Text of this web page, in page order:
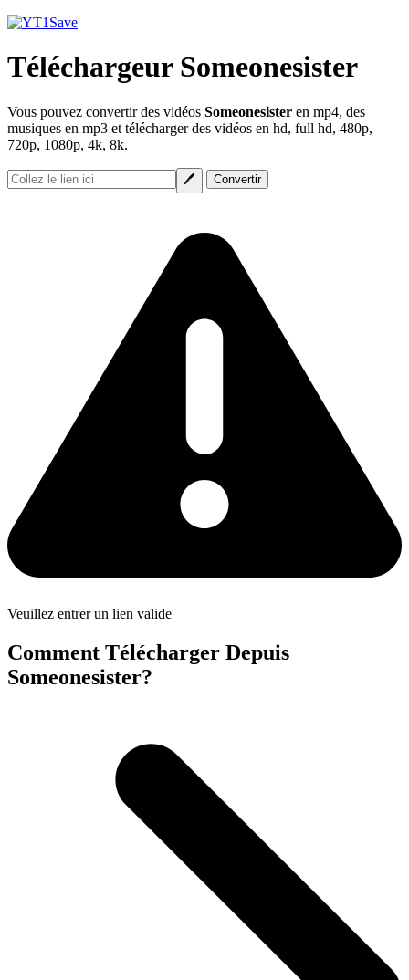
Téléchargeur Someonesister
Vous pouvez convertir des vidéos Someonesister en mp4, des
musiques en mp3 et télécharger des vidéos en hd, full hd, 480p,
720p, 1080p, 4k, 8k.
Veuillez entrer un lien valide
Comment Télécharger Depuis
Someonesister?